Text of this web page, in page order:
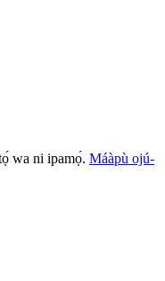
wa ni ipamọ́. Máàpù ojú-